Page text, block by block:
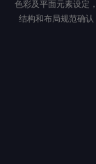
色彩及平面元素设定，
结构和布局规范确认